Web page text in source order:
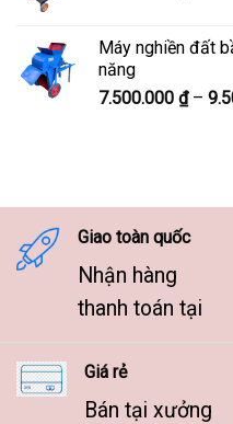
Máy nghiền đất
năng
7.500.000 ₫ –
Giao toàn quốc
Nhận hàng
thanh toán tại
Giá rẻ
Bán tại xưởng